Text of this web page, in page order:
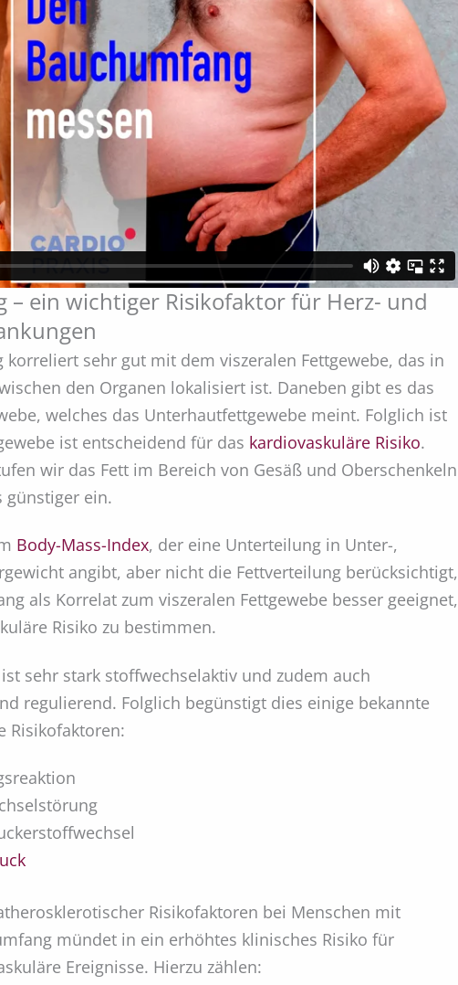
– ein wichtiger Risikofaktor für Herz- und
korreliert sehr gut mit dem viszeralen Fettgewebe, das in
den Organen lokalisiert ist. Daneben gibt es das
welches das Unterhautfettgewebe meint. Folglich ist
ist entscheidend für das kardiovaskuläre Risiko.
wir das Fett im Bereich von Gesäß und Oberschenkeln
günstiger ein.
Body-Mass-Index, der eine Unterteilung in Unter-,
angibt, aber nicht die Fettverteilung berücksichtigt,
als Korrelat zum viszeralen Fettgewebe besser geeignet,
Risiko zu bestimmen.
sehr stark stoffwechselaktiv und zudem auch
regulierend. Folglich begünstigt dies einige bekannte
Risikofaktoren:
Risikofaktoren bei Menschen mit
mündet in ein erhöhtes klinisches Risiko für
Ereignisse. Hierzu zählen: